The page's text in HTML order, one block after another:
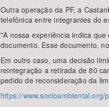
Outra operação da PF, a
telefônica entre integrantes do
"A nossa experiência indica
documento. Esse documento,
Em outro caso, uma decisão
reintegração a retirada de 80
pedido de reconsideração da
https://